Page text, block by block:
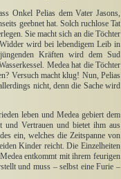
Onkel Pelias dem Vater Jasons,
geebnet hat. Solch ruchlose Tat
Sie macht sich an die Töchter
wird bei lebendigem Leib in
Kräften wird dem Sud
Medea hat die Töchter
Versuch macht klug! Nun, Pelias
nicht, denn die Sache wird
leben und Medea gebiert dem
Vertrauen und bietet ihm aus
ein, welches die Zeitspanne von
Kinder reicht. Die Einzelheiten
entkommt mit ihrem feurigen
und muss – selbst eine Furie –